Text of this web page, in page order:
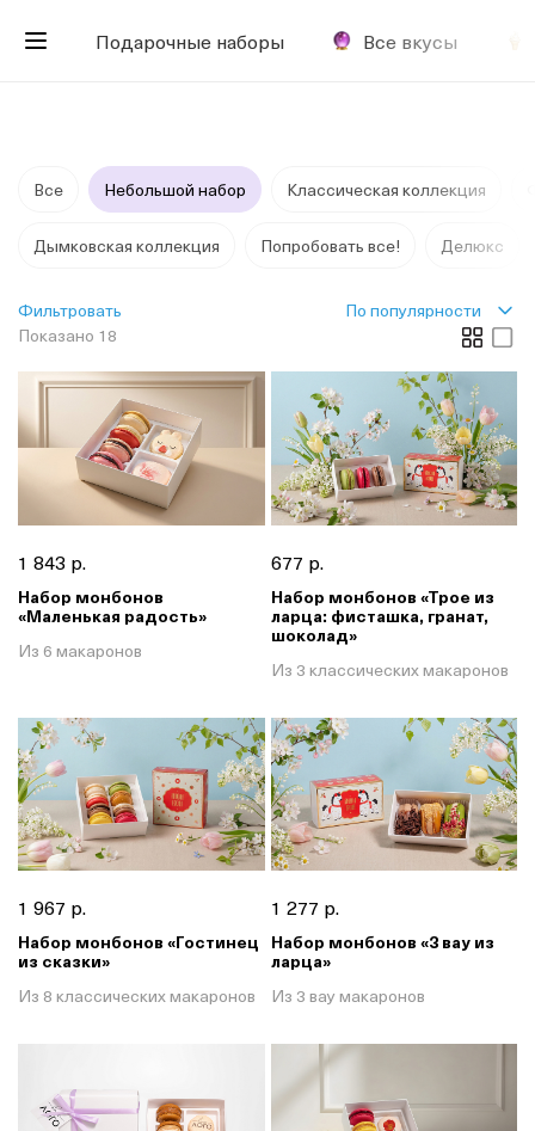
Подарочные наборы Все вкусы
Все Небольшой набор Классическая коллекция
Дымковская коллекция Попробовать все! Делюкс
Показано 18
Фильтровать По популярности
1 843 р.
Набор монбонов
«Маленькая радость»
Из 6 макаронов
677 р.
Набор монбонов «Трое из
ларца: фисташка, гранат,
шоколад»
Из 3 классических макаронов
1 967 р.
Набор монбонов «Гостинец
из сказки»
Из 8 классических макаронов
1 277 р.
Набор монбонов «3 вау из
ларца»
Из 3 вау макаронов